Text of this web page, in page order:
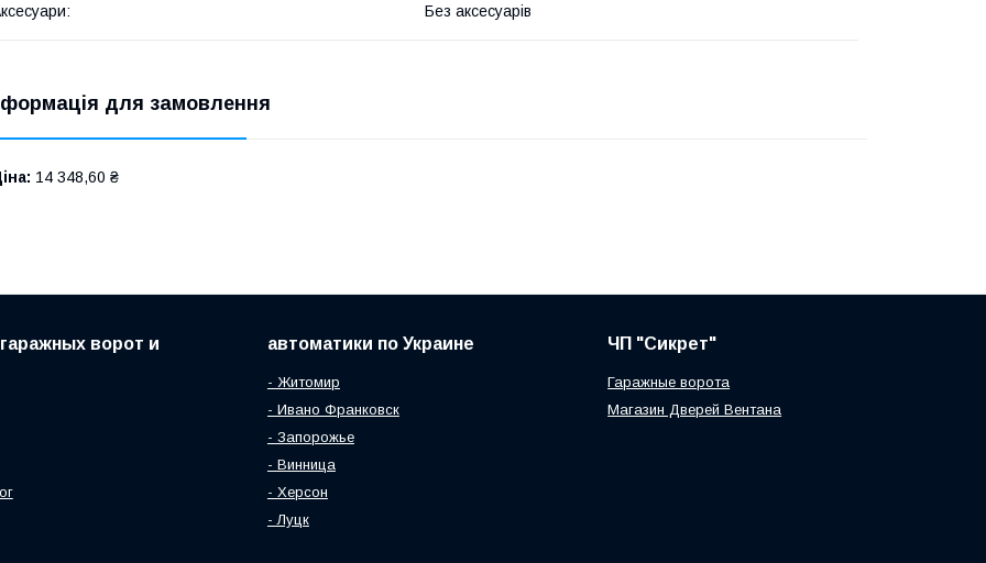
Без аксесуарів
для замовлення
14 348,60 ₴
ворот и автоматики по Украине
- Житомир
- Ивано Франковск
- Запорожье
- Винница
- Херсон
- Луцк
ЧП "Сикрет"
Гаражные ворота
Магазин Дверей Вентана